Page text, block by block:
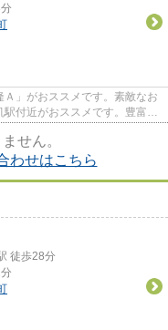
」がおススメです。素敵なお
付近がおススメです。豊富な
せん。
わせはこちら
徒歩28分